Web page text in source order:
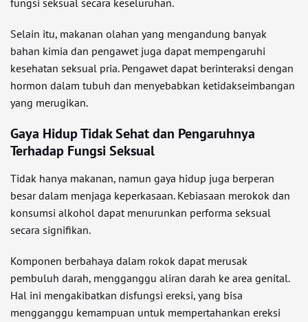
fungsi seksual secara keseluruhan.
Selain itu, makanan olahan yang mengandung banyak
bahan kimia dan pengawet juga dapat mempengaruhi
kesehatan seksual pria. Pengawet dapat berinteraksi dengan
hormon dalam tubuh dan menyebabkan ketidakseimbangan
yang merugikan.
Gaya Hidup Tidak Sehat dan Pengaruhnya
Terhadap Fungsi Seksual
Tidak hanya makanan, namun gaya hidup juga berperan
besar dalam menjaga keperkasaan. Kebiasaan merokok dan
konsumsi alkohol dapat menurunkan performa seksual
secara signifikan.
Komponen berbahaya dalam rokok dapat merusak
pembuluh darah, mengganggu aliran darah ke area genital.
Hal ini mengakibatkan disfungsi ereksi, yang bisa
mengganggu kemampuan untuk mempertahankan ereksi